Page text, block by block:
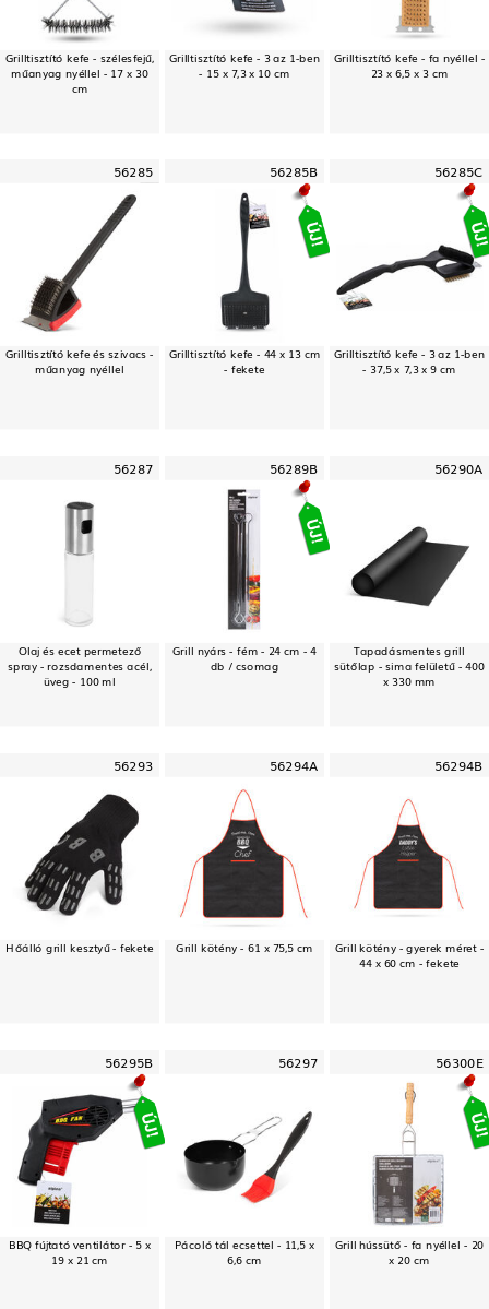
Grilltisztító kefe - szélesfejű,
műanyag nyéllel - 17 x 30
cm
Grilltisztító kefe - 3 az 1-ben
- 15 x 7,3 x 10 cm
Grilltisztító kefe - fa nyéllel -
23 x 6,5 x 3 cm
56285
Grilltisztító kefe és szivacs -
műanyag nyéllel
56285B
Grilltisztító kefe - 44 x 13 cm
- fekete
56285C
Grilltisztító kefe - 3 az 1-ben
- 37,5 x 7,3 x 9 cm
56287
Olaj és ecet permetező
spray - rozsdamentes acél,
üveg - 100 ml
56289B
Grill nyárs - fém - 24 cm - 4
db / csomag
56290A
Tapadásmentes grill
sütőlap - sima felületű - 400
x 330 mm
56293
Hőálló grill kesztyű - fekete
56294A
Grill kötény - 61 x 75,5 cm
56294B
Grill kötény - gyerek méret -
44 x 60 cm - fekete
56295B
BBQ fújtató ventilátor - 5 x
19 x 21 cm
56297
Pácoló tál ecsettel - 11,5 x
6,6 cm
56300E
Grill hússütő - fa nyéllel - 20
x 20 cm